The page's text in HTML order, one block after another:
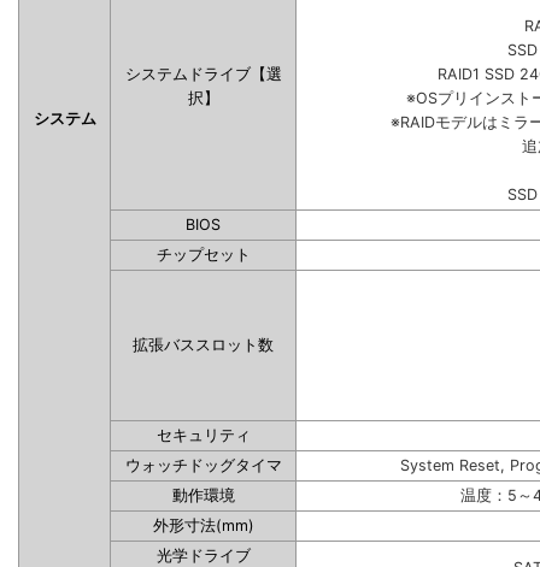
システム
システムドライブ【選
択】
RAID1 SSD
※OSプリインスト
※RAIDモデルはミラ
BIOS
チップセット
拡張バススロット数
セキュリティ
ウォッチドッグタイマ
System Reset,
動作環境
温度：5～
外形寸法(mm)
光学ドライブ